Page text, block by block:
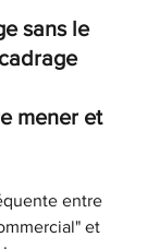
sans le
mener et
entre
et